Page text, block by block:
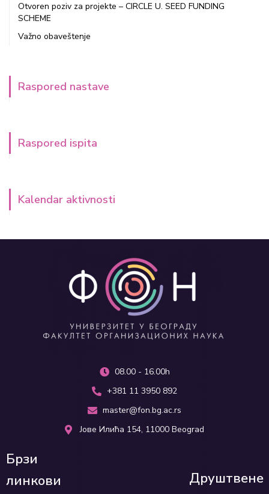
Otvoren poziv za projekte – CIRCLE U. SEED FUNDING
SCHEME
Važno obaveštenje
Raspored nastave
Raspored ispita
Kalendar aktivnosti
08.00 - 16.00h
+381 11 3950 892
master@fon.bg.ac.rs
Јове Илића 154, 11000 Beograd
Брзи
линкови
Друштвене